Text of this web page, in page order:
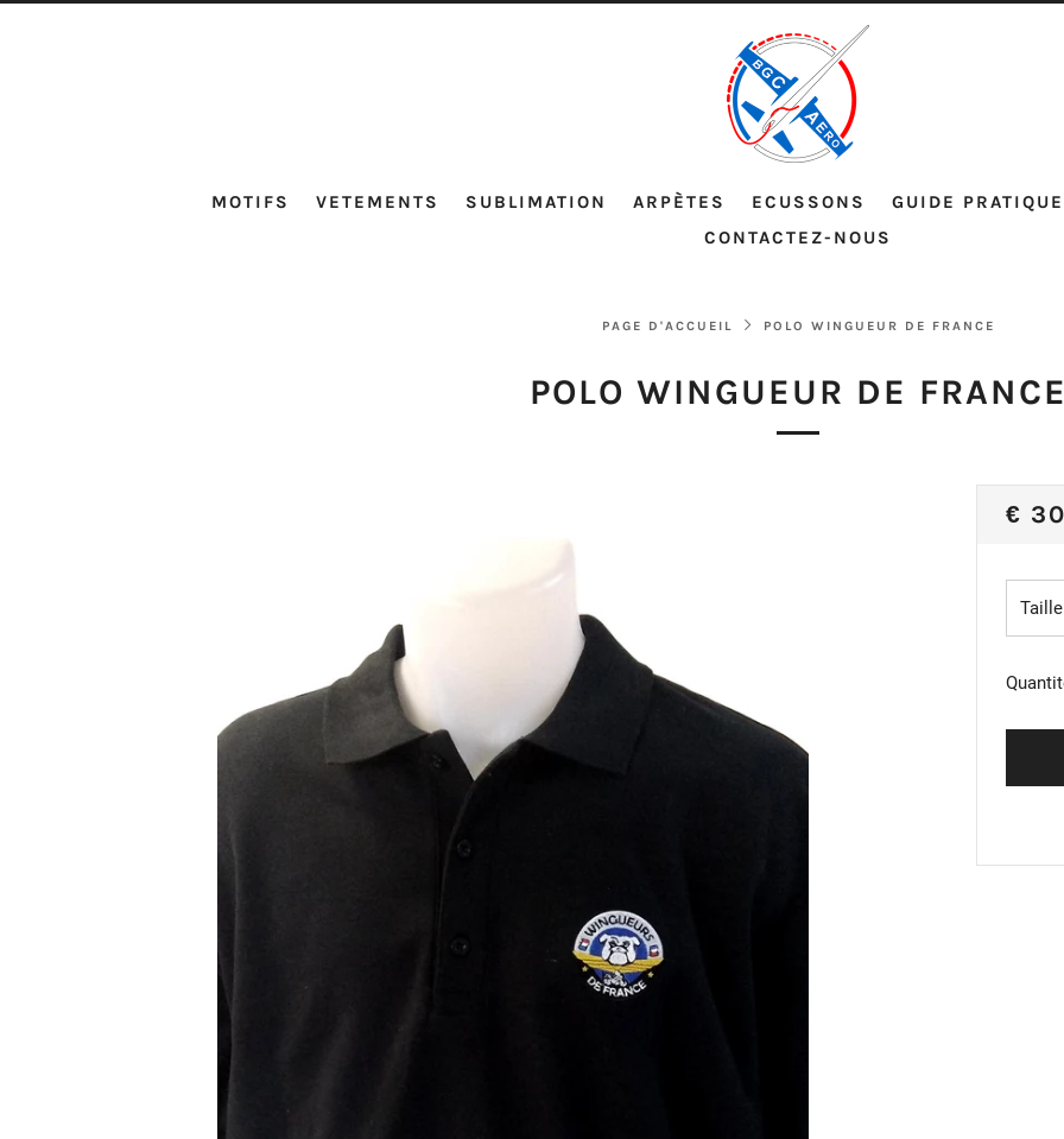
MOTIFS VETEMENTS SUBLIMATION ARPÈTES ECUSSONS GUIDE PRATIQUE
CONTACTEZ-NOUS
PAGE D'ACCUEIL POLO WINGUEUR DE FRANCE
POLO WINGUEUR DE FRANCE
€
Taille